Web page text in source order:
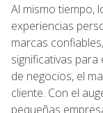
Al mismo tiempo,
experiencias
marcas
significativas
de negocios, el
cliente. Con el
pequeñas